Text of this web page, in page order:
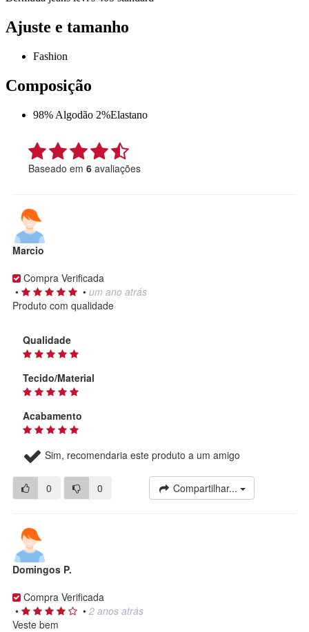
Ajuste e tamanho
Fashion
Composição
98% Algodão 2%Elastano
Baseado em 6 avaliações
Marcio
Compra Verificada
•
• um ano atrás
Produto com qualidade
Qualidade
Tecido/Material
Acabamento
Sim, recomendaria este produto a um amigo
0 0 Compartilhar...
Domingos P.
Compra Verificada
•
• 2 anos atrás
Veste bem